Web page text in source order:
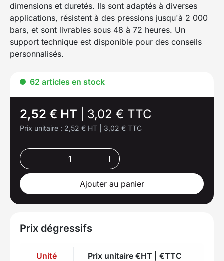
dimensions et duretés. Ils sont adaptés à diverses
applications, résistent à des pressions jusqu'à 2 000
bars, et sont livrables sous 48 à 72 heures. Un
support technique est disponible pour des conseils
personnalisés.
62 articles en stock
2,52 € HT 3,02 € TTC
Prix unitaire : 2,52 € HT 3,02 € TTC
Ajouter au panier
Prix dégressifs
Unité
Prix unitaire €HT | €TTC